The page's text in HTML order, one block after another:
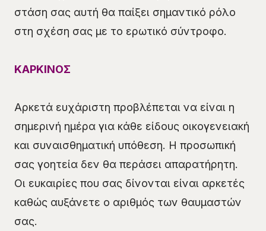
στάση σας αυτή θα παίξει σημαντικό ρόλο
στη σχέση σας με το ερωτικό σύντροφο.
ΚΑΡΚΙΝΟΣ
Αρκετά ευχάριστη προβλέπεται να είναι η
σημερινή ημέρα για κάθε είδους οικογενειακή
και συναισθηματική υπόθεση. Η προσωπική
σας γοητεία δεν θα περάσει απαρατήρητη.
Οι ευκαιρίες που σας δίνονται είναι αρκετές
καθώς αυξάνετε ο αριθμός των θαυμαστών
σας.